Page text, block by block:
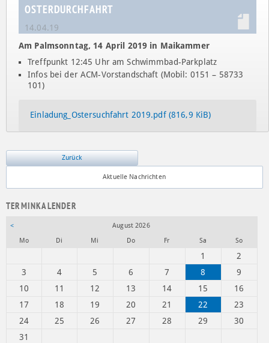
OSTERDURCHFAHRT
14.04.19
Am Palmsonntag, 14 April 2019 in Maikammer
Treffpunkt 12:45 Uhr am Schwimmbad-Parkplatz
Infos bei der ACM-Vorstandschaft (Mobil: 0151 – 58733
101)
Einladung_Ostersuchfahrt 2019.pdf (816,9 KiB)
Zurück
Aktuelle Nachrichten
TERMINKALENDER
<
August 2026
Montag Di Mi Donnerstag Freitag Sa Sonntag
1
2
3
4 5 6 7 8
9
10
11 12 13 14 15
16
17
18 19 20 21 22
23
24
25 26 27 28 29
30
31